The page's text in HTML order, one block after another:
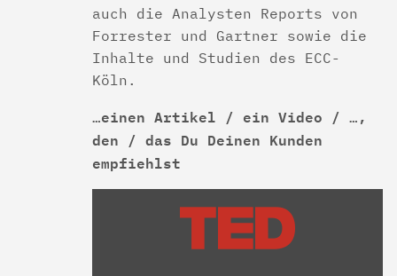
auch die Analysten Reports von
Forrester und Gartner sowie die
Inhalte und Studien des ECC-
Köln.
…einen Artikel / ein Video / …,
den / das Du Deinen Kunden
empfiehlst